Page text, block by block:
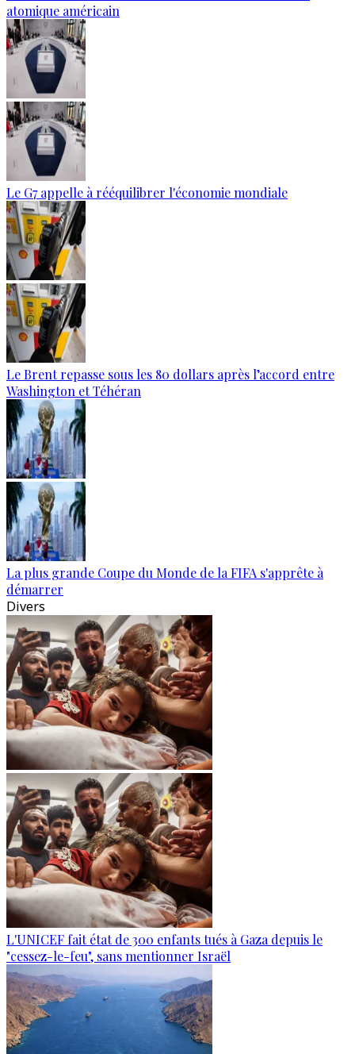
atomique américain
Le G7 appelle à rééquilibrer l'économie mondiale
Le Brent repasse sous les 80 dollars après l’accord entre
Washington et Téhéran
La plus grande Coupe du Monde de la FIFA s'apprête à
démarrer
Divers
L'UNICEF fait état de 300 enfants tués à Gaza depuis le
"cessez-le-feu", sans mentionner Israël